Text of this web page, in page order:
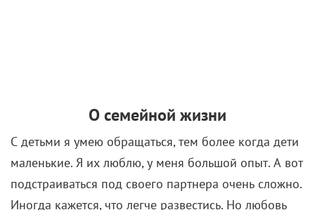
подстраиваться под своего партнера очень сложно.
Иногда кажется, что легче развестись. Но любовь
возникает в преодолении всех сложностей, в том,
стараешься, потому что любишь человека и хочешь